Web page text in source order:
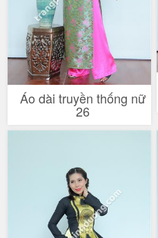
Áo dài truyền thống nữ
26